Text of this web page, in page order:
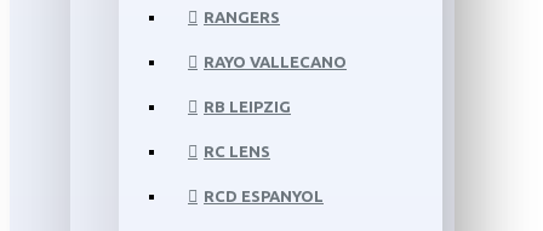
RANGERS
RAYO VALLECANO
RB LEIPZIG
RC LENS
RCD ESPANYOL